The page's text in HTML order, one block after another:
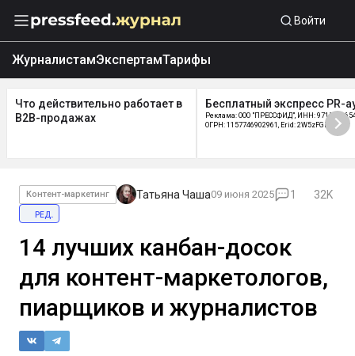
Войти
ЖурналистамЭкспертамТарифы
Что действительно работает в
B2B-продажах
Бесплатный экспресс PR-
Реклама: ООО "ПРЕССФИД", ИНН:
ОГРН: 1157746902961, Erid: 2W5zFGDycPz
Контент-маркетинг Татьяна Чаша09 июня 2025 1
32K
ред.
14 лучших канбан-досок
для контент-маркетологов,
пиарщиков и журналистов